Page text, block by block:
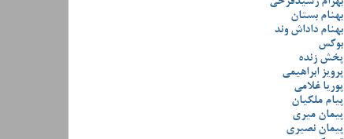
بهنام بستان
بهنام داداش وند
بوکس
پخش زنده
پرویز ابراهیمی
پوریا غلامی
پیام ملکیان
پیمان میری
پیمان نصیری